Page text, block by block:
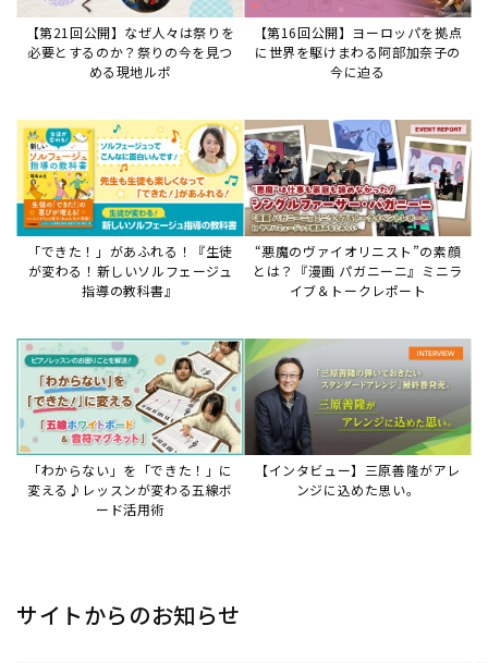
ード活用術
サイトからのお知らせ
ータについて
2026年7月27日
本件は、ディスクラビアをヤマハミュージックデー
タショップと接続してご利用いただいているお客
様への重要なお知らせです。